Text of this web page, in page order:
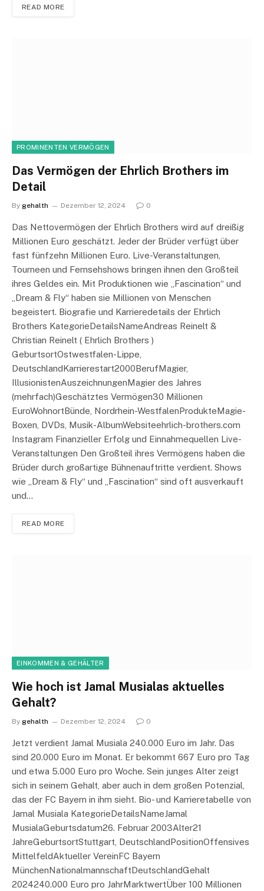
READ MORE
PROMINENTEN VERMÖGEN
Das Vermögen der Ehrlich Brothers im
Detail
By gehalth Dezember 12, 2024 0
Das Nettovermögen der Ehrlich Brothers wird auf dreißig
Millionen Euro geschätzt. Jeder der Brüder verfügt über
fast fünfzehn Millionen Euro. Live-Veranstaltungen,
Tourneen und Fernsehshows bringen ihnen den Großteil
ihres Geldes ein. Mit Produktionen wie „Fascination“ und
„Dream & Fly“ haben sie Millionen von Menschen
begeistert. Biografie und Karrieredetails der Ehrlich
Brothers KategorieDetailsNameAndreas Reinelt &
Christian Reinelt ( Ehrlich Brothers )
GeburtsortOstwestfalen-Lippe,
DeutschlandKarrierestart2000BerufMagier,
IllusionistenAuszeichnungenMagier des Jahres
(mehrfach)Geschätztes Vermögen30 Millionen
EuroWohnortBünde, Nordrhein-WestfalenProdukteMagie-
Boxen, DVDs, Musik-AlbumWebsiteehrlich-brothers.com
Instagram Finanzieller Erfolg und Einnahmequellen Live-
Veranstaltungen Den Großteil ihres Vermögens haben die
Brüder durch großartige Bühnenauftritte verdient. Shows
wie „Dream & Fly“ und „Fascination“ sind oft ausverkauft
und…
READ MORE
EINKOMMEN & GEHÄLTER
Wie hoch ist Jamal Musialas aktuelles
Gehalt?
By gehalth Dezember 12, 2024 0
Jetzt verdient Jamal Musiala 240.000 Euro im Jahr. Das
sind 20.000 Euro im Monat. Er bekommt 667 Euro pro Tag
und etwa 5.000 Euro pro Woche. Sein junges Alter zeigt
sich in seinem Gehalt, aber auch in dem großen Potenzial,
das der FC Bayern in ihm sieht. Bio- und Karrieretabelle von
Jamal Musiala KategorieDetailsNameJamal
MusialaGeburtsdatum26. Februar 2003Alter21
JahreGeburtsortStuttgart, DeutschlandPositionOffensives
MittelfeldAktueller VereinFC Bayern
MünchenNationalmannschaftDeutschlandGehalt
2024240.000 Euro pro JahrMarktwertÜber 100 Millionen